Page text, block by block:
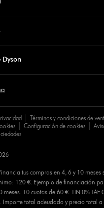
Dyson
Términos y condiciones de
Configuración de cookies
tus compras en 4, 6 y 10 meses
120 €. Ejemplo de financiación
meses. 10 cuotas de 60 €. TIN 0% TAE
Importe total adeudado y precio total